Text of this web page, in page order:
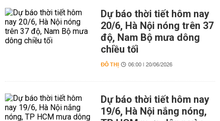
Dự báo thời tiết hôm nay
20/6, Hà Nội nóng trên 37
độ, Nam Bộ mưa dông
chiều tối
ĐÔ THỊ 06:00 | 20/06/2026
Dự báo thời tiết hôm nay
19/6, Hà Nội nắng nóng,